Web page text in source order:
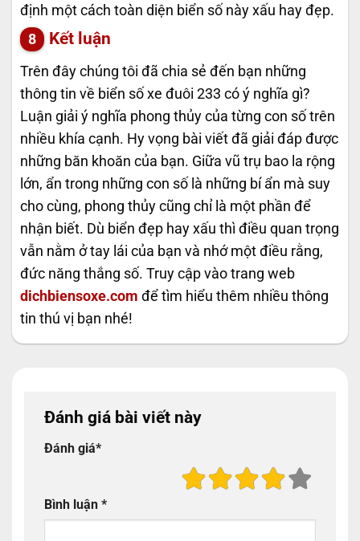
định một cách toàn diện biển số này xấu hay đẹp.
Kết luận
Trên đây chúng tôi đã chia sẻ đến bạn những
thông tin về biển số xe đuôi 233 có ý nghĩa gì?
Luận giải ý nghĩa phong thủy của từng con số trên
nhiều khía cạnh. Hy vọng bài viết đã giải đáp được
những băn khoăn của bạn. Giữa vũ trụ bao la rộng
lớn, ẩn trong những con số là những bí ẩn mà suy
cho cùng, phong thủy cũng chỉ là một phần để
nhận biết. Dù biển đẹp hay xấu thì điều quan trọng
vẫn nằm ở tay lái của bạn và nhớ một điều rằng,
đức năng thắng số. Truy cập vào trang web
dichbiensoxe.com để tìm hiểu thêm nhiều thông
tin thú vị bạn nhé!
Đánh giá bài viết này
Đánh giá*
Bình luận *